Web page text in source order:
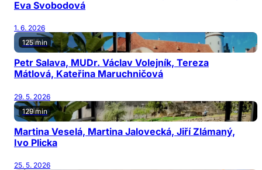
Eva Svobodová
1. 6. 2026
125 min
Petr Salava, MUDr. Václav Volejník, Tereza
Mátlová, Kateřina Maruchničová
29. 5. 2026
129 min
Martina Veselá, Martina Jalovecká, Jiří Zlámaný,
Ivo Plicka
25. 5. 2026